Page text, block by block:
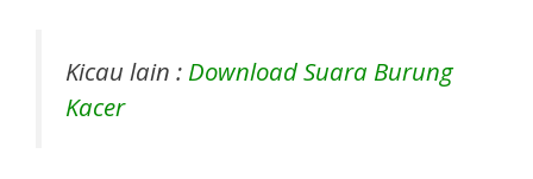
Kicau lain : Download Suara Burung
Kacer